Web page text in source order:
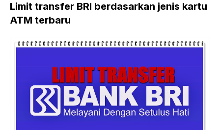
Limit transfer BRI berdasarkan jenis kartu
ATM terbaru